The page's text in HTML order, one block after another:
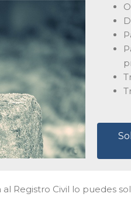
Registro Civil lo puedes